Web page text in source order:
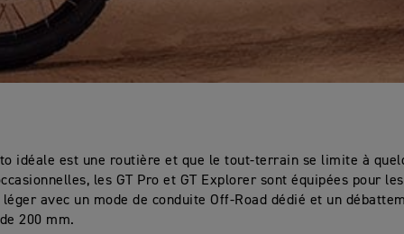
idéale est une routière et que le tout-terrain se limite à
les GT Pro et GT Explorer sont équipées pour
avec un mode de conduite Off-Road dédié et un
200 mm.